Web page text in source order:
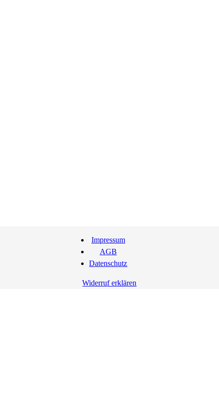
Impressum
AGB
Datenschutz
Widerruf erklären